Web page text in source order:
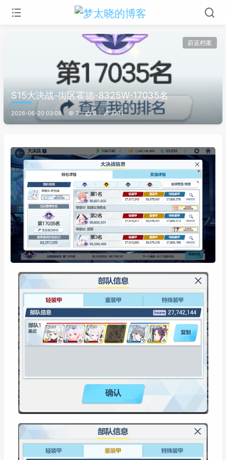
蔚蓝档案
S15大决战-街区霍德-8325W-17035名
2026-06-20 03:08 7 0 3791